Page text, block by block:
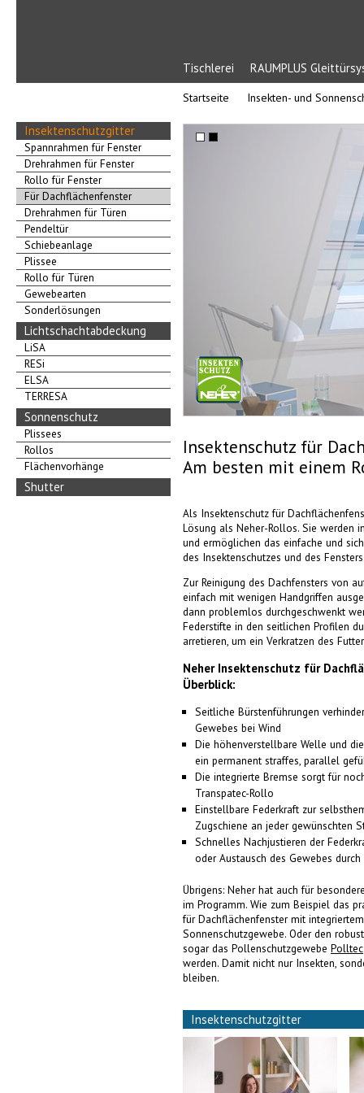
Tischlerei RAUMPLUS
Startseite Insekten- und
Insektenschutzgitter
Spannrahmen für Fenster
Drehrahmen für Fenster
Rollo für Fenster
Für Dachflächenfenster
Drehrahmen für Türen
Pendeltür
Schiebeanlage
Plissee
Rollo für Türen
Gewebearten
Sonderlösungen
Lichtschachtabdeckung
LiSA
RESi
ELSA
TERRESA
Sonnenschutz
Plissees
Rollos
Flächenvorhänge
Shutter
Insektenschutz für
Am besten mit einem
Als Insektenschutz für
Lösung als Neher-Rollos. Sie werden
und ermöglichen das einfache und
des Insektenschutzes und des
Zur Reinigung des Dachfensters von
einfach mit wenigen Handgriffen
dann problemlos durchgeschwenkt
Federstifte in den seitlichen Profilen
arretieren, um ein Verkratzen des
Neher Insektenschutz für
Überblick:
Seitliche Bürstenführungen
Gewebes bei Wind
Die höhenverstellbare Welle und
ein permanent straffes, parallel
Die integrierte Bremse sorgt für
Transpatec-Rollo
Einstellbare Federkraft zur
Zugschiene an jeder gewünschten
Schnelles Nachjustieren der
oder Austausch des Gewebes
Übrigens: Neher hat auch für
im Programm. Wie zum Beispiel das
für Dachflächenfenster mit
Sonnenschutzgewebe. Oder den
sogar das Pollenschutzgewebe Polltec
werden. Damit nicht nur Insekten,
bleiben.
Insektenschutzgitter